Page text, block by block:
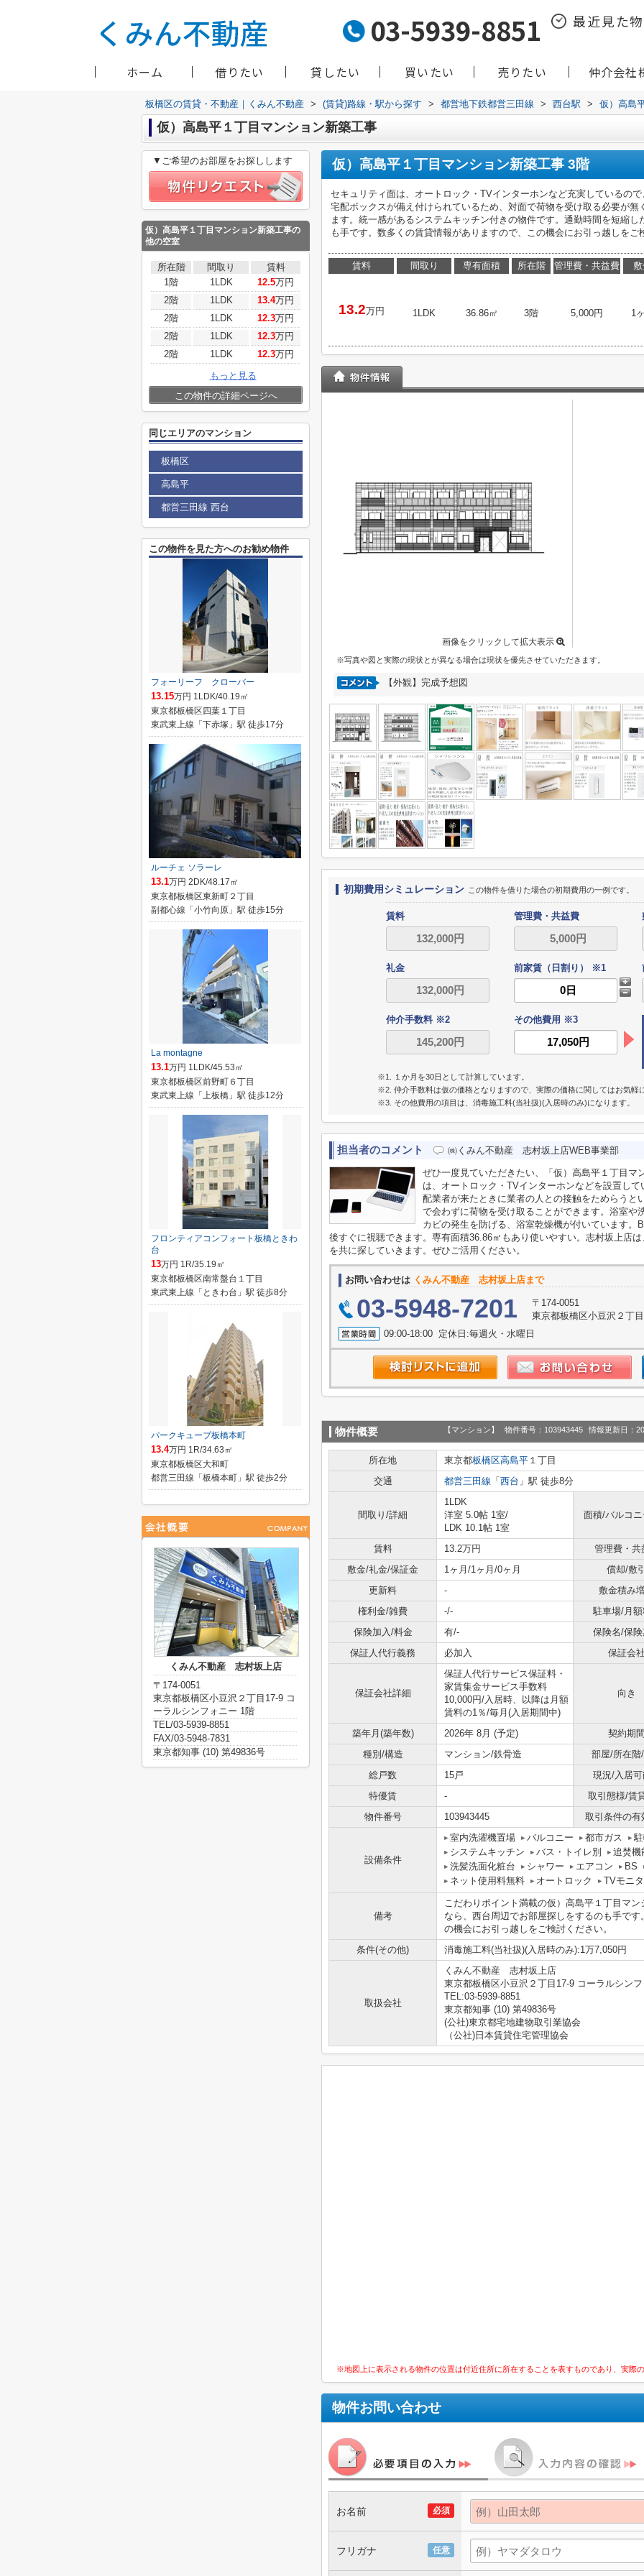
03-5939-8851 最近見た
ホーム 借りたい 貸したい 買いたい 売りたい 仲介会社
板橋区の賃貸・不動産｜くみん不動産 > (賃貸)路線・駅から探す > 都営地下鉄都営三田線 > 西台駅 > 仮）高島
仮）高島平１丁目マンション新築工事
仮）高島平１丁目マンション新築工事 3階
セキュリティ面は、オートロック・TVインターホンなど充実しているの
宅配ボックスが備え付けられているため、対面で荷物を受け取る必要が
ます。統一感があるシステムキッチン付きの物件です。通勤時間を短縮
も手です。数多くの賃貸情報がありますので、この機会にお引っ越しをご
賃料
13.2万円
間取り
1LDK
専有面積
36.86㎡
所在階
3階
管理費・共益費
5,000円 1
画像をクリックして拡大表示
※写真や図と実際の現状とが異なる場合は現状を優先させていただきます。
【外観】完成予想図
初期費用シミュレーション この物件を借りた場合の初期費用の一例です。
賃料 管理費・共益費
礼金 前家賃（日割り） ※1
仲介手数料 ※2 その他費用 ※3
※1. １か月を30日として計算しています。
※2. 仲介手数料は仮の価格となりますので、実際の価格に関してはお気軽
※3. その他費用の項目は、消毒施工料(当社扱)(入居時のみ)になります。
担当者のコメント ㈱くみん不動産 志村坂上店WEB事業部
ぜひ一度見ていただきたい、「仮）高島平１丁目マ
は、オートロック・TVインターホンなどを設置し
配業者が来たときに業者の人との接触をためらうと
で会わずに荷物を受け取ることができます。浴室や
カビの発生を防げる、浴室乾燥機が付いています
後すぐに視聴できます。専有面積36.86㎡もあり使いやすい。志村坂上店
を共に探していきます。ぜひご活用ください。
お問い合わせは くみん不動産 志村坂上店まで
03-5948-7201
〒174-0051
東京都板橋区小豆沢２丁
09:00-18:00 定休日:毎週火・水曜日
物件概要 【マンション】 物件番号：103943445 情報更新日：
所在地 東京都板橋区高島平 １丁目
交通
都営三田線 「 西台 」駅 徒歩8分
間取り/詳細
1LDK
洋室 5.0帖 1室/
LDK 10.1帖 1室
面積/バルコ
賃料 13.2万円
管理費・共
敷金/礼金/保証金
1ヶ月/1ヶ月/0ヶ月
償却/敷
更新料
-
敷金積み
権利金/雑費
-/-
駐車場/月
保険加入/料金
有/-
保険名/保
保証人代行義務
必加入 保証会
保証会社詳細
保証人代行サービス保証料・
家賃集金サービス手数料
10,000円/入居時、以降は月額
賃料の1％/毎月(入居期間中)
向き
築年月(築年数) 2026年 8月 (予定)
契約期
種別/構造
マンション/鉄骨造
部屋/所在階
総戸数
15戸
現況/入居
特優賃
-
取引態様/賃
物件番号
103943445 取引条件の有
設備条件
室内洗濯機置場 バルコニー 都市ガス
システムキッチン
バス・トイレ別
追焚機
洗髪洗面化粧台
シャワー エアコン
BS
ネット使用料無料
オートロック TVモニ
備考
こだわりポイント満載の仮）高島平１丁目マ
なら、西台周辺でお部屋探しをするのも手で
の機会にお引っ越しをご検討ください。
条件(その他)
消毒施工料(当社扱)(入居時のみ):1万7,050円
取扱会社
くみん不動産 志村坂上店
東京都板橋区小豆沢２丁目17-9 コーラルシン
TEL:03-5939-8851
東京都知事 (10) 第49836号
(公社)東京都宅地建物取引業協会
（公社)日本賃貸住宅管理協会
※地図上に表示される物件の位置は付近住所に所在することを表すものであり、実際
物件お問い合わせ
必須
お名前
任意
フリガナ
▼ご希望のお部屋をお探しします
仮）高島平１丁目マンション新築工事の
他の空室
所在階 間取り
賃料
1階
1LDK 12.5万円
2階
1LDK 13.4万円
2階
1LDK 12.3万円
2階
1LDK 12.3万円
2階
1LDK 12.3万円
もっと見る
この物件の詳細ページへ
同じエリアのマンション
板橋区
高島平
都営三田線 西台
この物件を見た方へのお勧め物件
フォーリーフ クローバー
13.15万円 1LDK/40.19㎡
東京都板橋区四葉１丁目
東武東上線「下赤塚」駅 徒歩17分
ルーチェ ソラーレ
13.1万円 2DK/48.17㎡
東京都板橋区東新町２丁目
副都心線「小竹向原」駅 徒歩15分
La montagne
13.1万円 1LDK/45.53㎡
東京都板橋区前野町６丁目
東武東上線「上板橋」駅 徒歩12分
フロンティアコンフォート板橋ときわ
台
13万円 1R/35.19㎡
東京都板橋区南常盤台１丁目
東武東上線「ときわ台」駅 徒歩8分
パークキューブ板橋本町
13.4万円 1R/34.63㎡
東京都板橋区大和町
都営三田線「板橋本町」駅 徒歩2分
くみん不動産 志村坂上店
〒174-0051
東京都板橋区小豆沢２丁目17-9 コ
ーラルシンフォニー 1階
TEL/03-5939-8851
FAX/03-5948-7831
東京都知事 (10) 第49836号